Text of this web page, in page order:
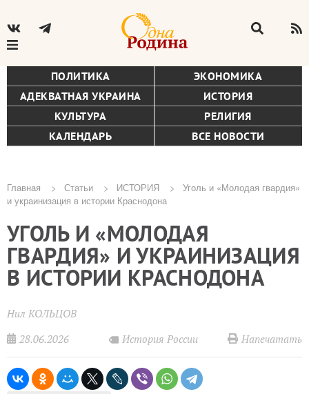
ПОЛИТИКА
ЭКОНОМИКА
АДЕКВАТНАЯ УКРАИНА
ИСТОРИЯ
КУЛЬТУРА
РЕЛИГИЯ
КАЛЕНДАРЬ
ВСЕ НОВОСТИ
Строка
навигации
Главная Статьи ИСТОРИЯ
Уголь и «Молодая гвардия»
и украинизация в истории Краснодона
УГОЛЬ И «МОЛОДАЯ
ГВАРДИЯ» И УКРАИНИЗАЦИЯ
В ИСТОРИИ КРАСНОДОНА
Нил КОЛЬЦОВ
28.06.2026
История России Напечатать